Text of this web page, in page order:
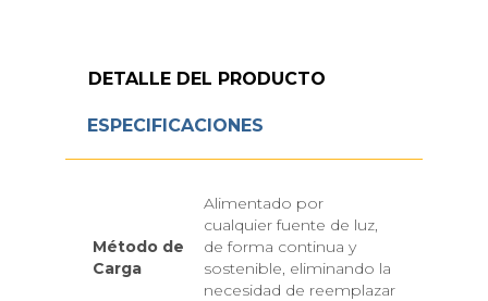
DETALLE DEL PRODUCTO
ESPECIFICACIONES
Método de
Carga
Alimentado por
cualquier fuente de luz,
de forma continua y
sostenible, eliminando la
necesidad de reemplazar